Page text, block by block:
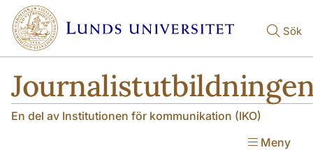
Hoppa till huvudinnehåll
Sök
En del av Institutionen för kommunikation (IKO)
Meny